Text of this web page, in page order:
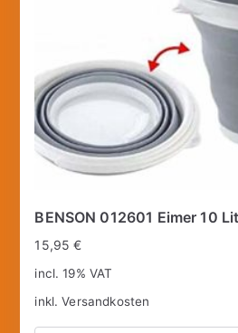
BENSON 012601 Eimer 10
15,95€
incl. 19% VAT
inkl.Versandkosten